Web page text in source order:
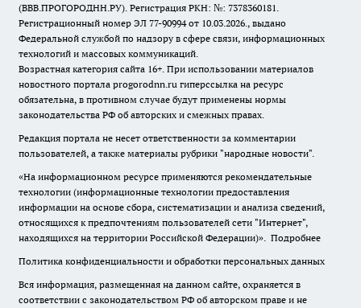
(ВВВ.ПРОГОРОДНН.РУ). Регистрация РКН: №: 7378360181.
Регистрационный номер ЭЛ 77-90994 от 10.03.2026., выдано
Федеральной службой по надзору в сфере связи, информационных
технологий и массовых коммуникаций.
Возрастная категория сайта 16+. При использовании материалов
новостного портала progorodnn.ru гиперссылка на ресурс
обязательна, в противном случае будут применены нормы
законодательства РФ об авторских и смежных правах.
Редакция портала не несет ответственности за комментарии
пользователей, а также материалы рубрики "народные новости".
«На информационном ресурсе применяются рекомендательные
технологии (информационные технологии предоставления
информации на основе сбора, систематизации и анализа сведений,
относящихся к предпочтениям пользователей сети "Интернет",
находящихся на территории Российской Федерации)». Подробнее
Политика конфиденциальности и обработки персональных данных
Вся информация, размещенная на данном сайте, охраняется в
соответствии с законодательством РФ об авторском праве и не